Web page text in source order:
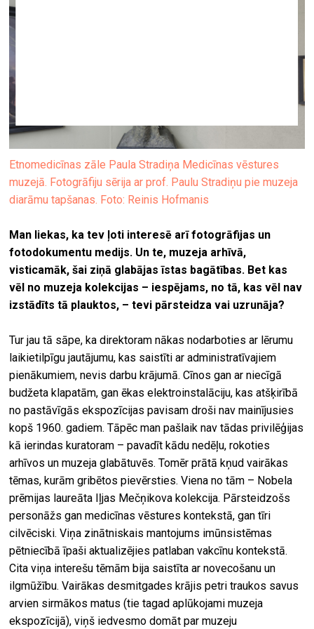
Etnomedicīnas zāle Paula Stradiņa Medicīnas vēstures
muzejā. Fotogrāfiju sērija ar prof. Paulu Stradiņu pie muzeja
diarāmu tapšanas. Foto: Reinis Hofmanis
Man liekas, ka tev ļoti interesē arī fotogrāfijas un
fotodokumentu medijs. Un te, muzeja arhīvā,
visticamāk, šai ziņā glabājas īstas bagātības. Bet kas
vēl no muzeja kolekcijas – iespējams, no tā, kas vēl nav
izstādīts tā plauktos, – tevi pārsteidza vai uzrunāja?
Tur jau tā sāpe, ka direktoram nākas nodarboties ar lērumu
laikietilpīgu jautājumu, kas saistīti ar administratīvajiem
pienākumiem, nevis darbu krājumā. Cīnos gan ar niecīgā
budžeta klapatām, gan ēkas elektroinstalāciju, kas atšķirībā
no pastāvīgās ekspozīcijas pavisam droši nav mainījusies
kopš 1960. gadiem. Tāpēc man pašlaik nav tādas privilēģijas
kā ierindas kuratoram – pavadīt kādu nedēļu, rokoties
arhīvos un muzeja glabātuvēs. Tomēr prātā kņud vairākas
tēmas, kurām gribētos pievērsties. Viena no tām – Nobela
prēmijas laureāta Iļjas Mečņikova kolekcija. Pārsteidzošs
personāžs gan medicīnas vēstures kontekstā, gan tīri
cilvēciski. Viņa zinātniskais mantojums imūnsistēmas
pētniecībā īpaši aktualizējies patlaban vakcīnu kontekstā.
Cita viņa interešu tēmām bija saistīta ar novecošanu un
ilgmūžību. Vairākas desmitgades krājis petri traukos savus
arvien sirmākos matus (tie tagad aplūkojami muzeja
ekspozīcijā), viņš iedvesmo domāt par muzeju